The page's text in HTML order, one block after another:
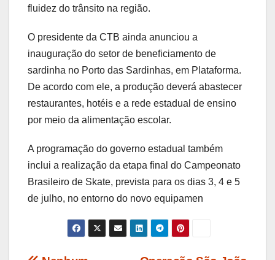
fluidez do trânsito na região.
O presidente da CTB ainda anunciou a
inauguração do setor de beneficiamento de
sardinha no Porto das Sardinhas, em Plataforma.
De acordo com ele, a produção deverá abastecer
restaurantes, hotéis e a rede estadual de ensino
por meio da alimentação escolar.
A programação do governo estadual também
inclui a realização da etapa final do Campeonato
Brasileiro de Skate, prevista para os dias 3, 4 e 5
de julho, no entorno do novo equipamen